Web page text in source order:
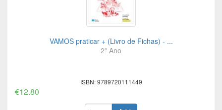
VAMOS praticar + (Livro de Fichas) - ...
2º Ano
ISBN: 9789720111449
€12.80